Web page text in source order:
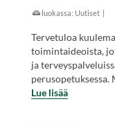
luokassa: Uutiset |
Tervetuloa
toimintaideoista,
ja
Lue lisää